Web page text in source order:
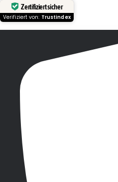
Zertifiziert sicher
Verifiziert von: Trustindex